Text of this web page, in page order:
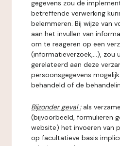
gegevens zou de
betreffende verwerking
belemmeren. Bij wijze van
aan het invullen van
om te reageren op een
(informatieverzoek,...), zou
gerelateerd aan deze
persoonsgegevens
behandeld of de
Bijzonder geval : als
(bijvoorbeeld, formulieren
website) het invoeren van
op facultatieve basis